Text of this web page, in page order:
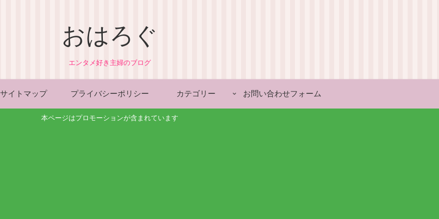
おはろぐ
エンタメ好き主婦のブログ
サイトマップ プライバシーポリシー カテゴリー お問い合わせフォーム
本ページはプロモーションが含まれています